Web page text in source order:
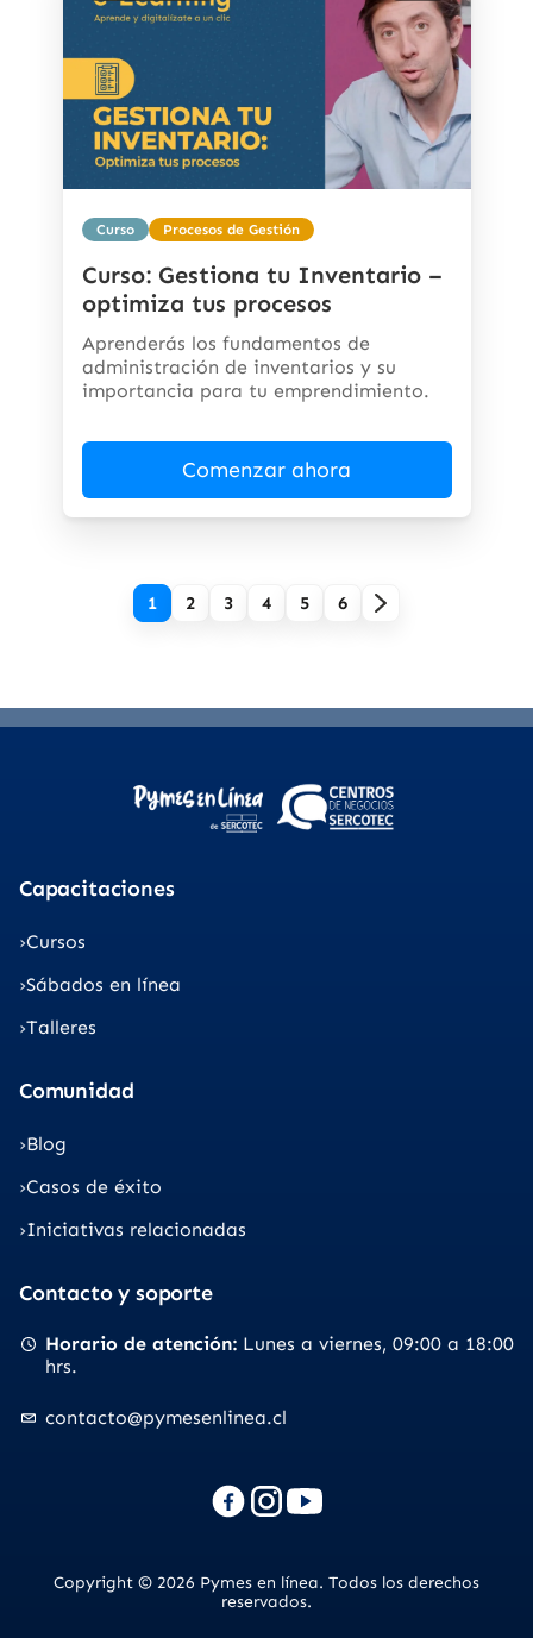
Curso Procesos de Gestión
Curso: Gestiona tu Inventario –
optimiza tus procesos
Aprenderás los fundamentos de
administración de inventarios y su
importancia para tu emprendimiento.
Comenzar ahora
1 2 3 4 5 6
Capacitaciones
Cursos
Sábados en línea
Talleres
Comunidad
Blog
Casos de éxito
Iniciativas relacionadas
Contacto y soporte
Horario de atención Lunes a viernes 09:00 a 18:00
hrs.
contacto@pymesenlinea.cl
Copyright © 2026 Pymes en línea. Todos los derechos
reservados.